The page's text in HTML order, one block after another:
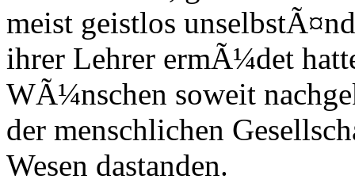
meist geistlos
ihrer Lehrer ermÃ¼det
WÃ¼nschen soweit
der menschlichen
Wesen dastanden.